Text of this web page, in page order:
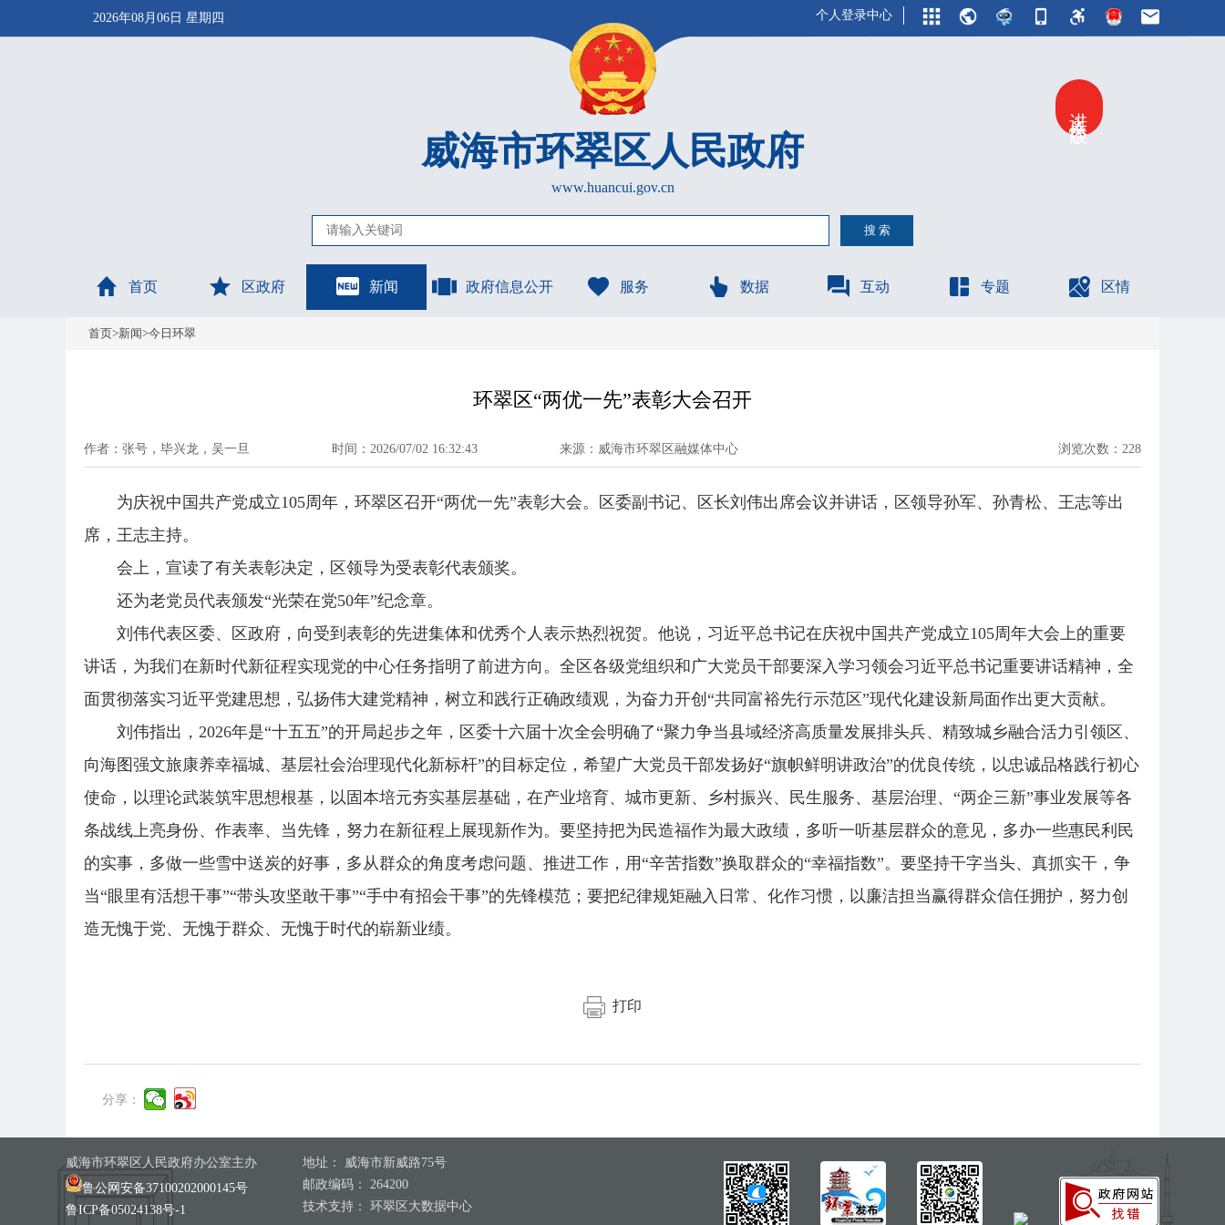
威海市环翠区人民政府
www.huancui.gov.cn
2026年08月06日 星期四 个人登录中心
首页 区政府 新闻 政府信息公开 服务 数据 互动 专题 区情
首页>新闻>今日环翠
环翠区“两优一先”表彰大会召开
作者：张号，毕兴龙，吴一旦 时间：2026/07/02 16:32:43 来源：威海市环翠区融媒体中心 浏览次数： 228
为庆祝中国共产党成立105周年，环翠区召开“两优一先”表彰大会。区委副书记、区长刘伟出席会议并讲话，区领导孙军、孙青松、王志等出
席，王志主持。
会上，宣读了有关表彰决定，区领导为受表彰代表颁奖。
还为老党员代表颁发“光荣在党50年”纪念章。
刘伟代表区委、区政府，向受到表彰的先进集体和优秀个人表示热烈祝贺。他说，习近平总书记在庆祝中国共产党成立105周年大会上的重要
讲话，为我们在新时代新征程实现党的中心任务指明了前进方向。全区各级党组织和广大党员干部要深入学习领会习近平总书记重要讲话精神，全
面贯彻落实习近平党建思想，弘扬伟大建党精神，树立和践行正确政绩观，为奋力开创“共同富裕先行示范区”现代化建设新局面作出更大贡献。
刘伟指出，2026年是“十五五”的开局起步之年，区委十六届十次全会明确了“聚力争当县域经济高质量发展排头兵、精致城乡融合活力引领区、
向海图强文旅康养幸福城、基层社会治理现代化新标杆”的目标定位，希望广大党员干部发扬好“旗帜鲜明讲政治”的优良传统，以忠诚品格践行初心
使命，以理论武装筑牢思想根基，以固本培元夯实基层基础，在产业培育、城市更新、乡村振兴、民生服务、基层治理、“两企三新”事业发展等各
条战线上亮身份、作表率、当先锋，努力在新征程上展现新作为。要坚持把为民造福作为最大政绩，多听一听基层群众的意见，多办一些惠民利民
的实事，多做一些雪中送炭的好事，多从群众的角度考虑问题、推进工作，用“辛苦指数”换取群众的“幸福指数”。要坚持干字当头、真抓实干，争
当“眼里有活想干事”“带头攻坚敢干事”“手中有招会干事”的先锋模范；要把纪律规矩融入日常、化作习惯，以廉洁担当赢得群众信任拥护，努力创
造无愧于党、无愧于群众、无愧于时代的崭新业绩。
打印
分享：
威海市环翠区人民政府办公室主办
鲁公网安备37100202000145号
鲁ICP备05024138号-1
地址： 威海市新威路75号
邮政编码： 264200
技术支持： 环翠区大数据中心